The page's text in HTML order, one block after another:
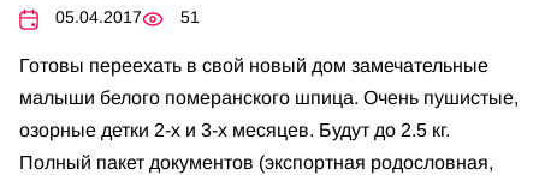
05.04.2017 51
Готовы переехать в свой новый дом замечательные
малыши белого померанского шпица. Очень пушистые,
озорные детки 2-х и 3-х месяцев. Будут до 2.5 кг.
Полный пакет документов (экспортная родословная,